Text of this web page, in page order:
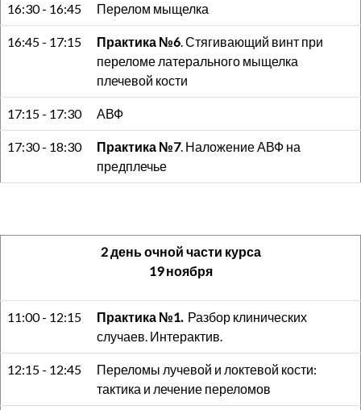
16:30 - 16:45 Перелом мыщелка
16:45 - 17:15 Практика №6. Стягивающий винт при
переломе латерального мыщелка
плечевой кости
17:15 - 17:30 АВФ
17:30 - 18:30 Практика №7. Наложение АВФ на
предплечье
2 день очной части курса
19 ноября
11:00 - 12:15 Практика №1. Разбор клинических
случаев. Интерактив.
12:15 - 12:45
Переломы лучевой и локтевой кости:
тактика и лечение переломов